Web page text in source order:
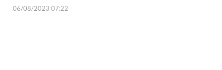
06/08/2023 07:22